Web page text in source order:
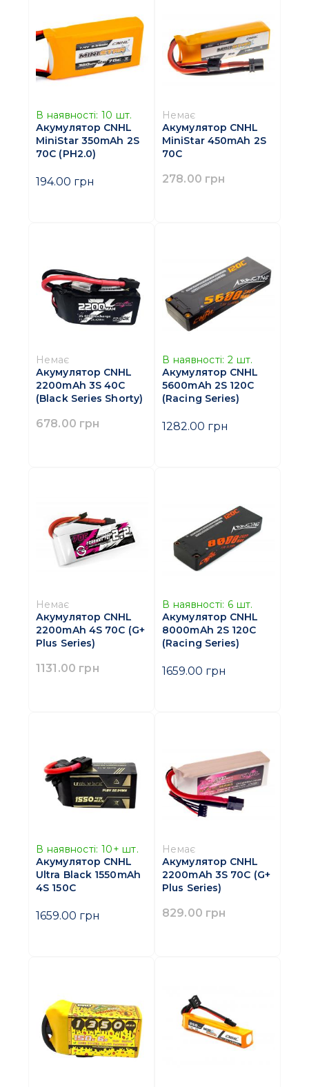
В наявності: 10 шт.
Акумулятор CNHL
MiniStar 350mAh 2S
70C (PH2.0)
194.00 грн
Немає
Акумулятор CNHL
MiniStar 450mAh 2S
70C
278.00 грн
Немає
Акумулятор CNHL
2200mAh 3S 40C
(Black Series Shorty)
678.00 грн
В наявності: 2 шт.
Акумулятор CNHL
5600mAh 2S 120C
(Racing Series)
1282.00 грн
Немає
Акумулятор CNHL
2200mAh 4S 70C (G+
Plus Series)
1131.00 грн
В наявності: 6 шт.
Акумулятор CNHL
8000mAh 2S 120C
(Racing Series)
1659.00 грн
В наявності: 10+ шт.
Акумулятор CNHL
Ultra Black 1550mAh
4S 150C
1659.00 грн
Немає
Акумулятор CNHL
2200mAh 3S 70C (G+
Plus Series)
829.00 грн